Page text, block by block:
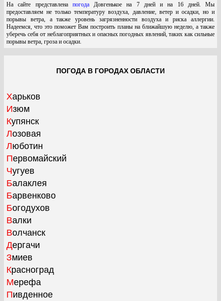
На сайте представлена погодаДовгенькое на 7 дней и на 16 дней. Мы
предоставляем не только температуру воздуха, давление, ветер и осадки, но и
порывы ветра, а также уровень загрязненности воздуха и риска аллергии.
Надеемся, что это поможет Вам построить планы на ближайшую неделю, а также
уберечь себя от неблагоприятных и опасных погодных явлений, таких как сильные
порывы ветра, гроза и осадки.
ПОГОДА В ГОРОДАХ ОБЛАСТИ
Харьков
Изюм
Купянск
Лозовая
Люботин
Первомайский
Чугуев
Балаклея
Барвенково
Богодухов
Валки
Волчанск
Дергачи
Змиев
Красноград
Мерефа
Пивденное